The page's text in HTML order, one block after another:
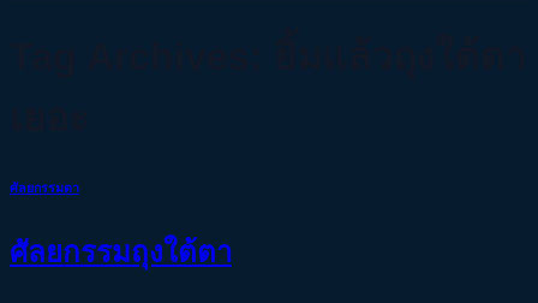
ศัลยกรรมตา
ศัลยกรรมถุงใต้ตา